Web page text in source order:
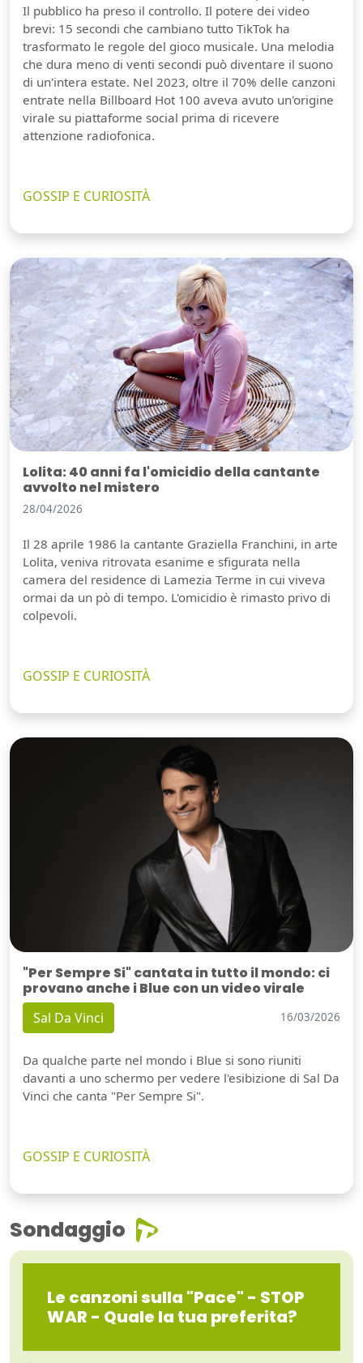
Il pubblico ha preso il controllo. Il potere dei video
brevi: 15 secondi che cambiano tutto TikTok ha
trasformato le regole del gioco musicale. Una melodia
che dura meno di venti secondi può diventare il suono
di un'intera estate. Nel 2023, oltre il 70% delle canzoni
entrate nella Billboard Hot 100 aveva avuto un'origine
virale su piattaforme social prima di ricevere
attenzione radiofonica.
GOSSIP E CURIOSITÀ
Lolita: 40 anni fa l'omicidio della cantante
avvolto nel mistero
28/04/2026
Il 28 aprile 1986 la cantante Graziella Franchini, in arte
Lolita, veniva ritrovata esanime e sfigurata nella
camera del residence di Lamezia Terme in cui viveva
ormai da un pò di tempo. L'omicidio è rimasto privo di
colpevoli.
GOSSIP E CURIOSITÀ
"Per Sempre Si" cantata in tutto il mondo: ci
provano anche i Blue con un video virale
Sal Da Vinci 16/03/2026
Da qualche parte nel mondo i Blue si sono riuniti
davanti a uno schermo per vedere l'esibizione di Sal Da
Vinci che canta "Per Sempre Si".
GOSSIP E CURIOSITÀ
Sondaggio
Le canzoni sulla "Pace" - STOP
WAR - Quale la tua preferita?